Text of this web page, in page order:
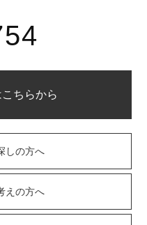
ちらから
しの方へ
えの方へ